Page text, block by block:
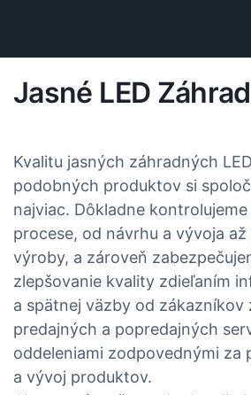
Jasné LED
Kvalitu jasných záhradných
podobných produktov si
najviac. Dôkladne
procese, od návrhu a vývoja
výroby, a zároveň
zlepšovanie kvality zdieľaním
a spätnej väzby od zákazníkov
predajných a popredajných
oddeleniami zodpovednými za
a vývoj produktov.